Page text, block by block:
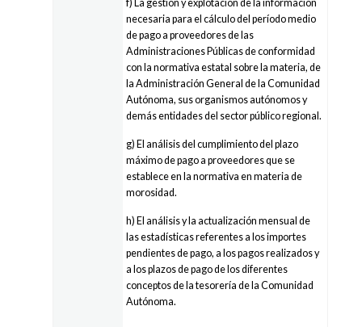
f) La gestión y explotación de la información
necesaria para el cálculo del período medio
de pago a proveedores de las
Administraciones Públicas de conformidad
con la normativa estatal sobre la materia, de
la Administración General de la Comunidad
Autónoma, sus organismos autónomos y
demás entidades del sector público regional.
g) El análisis del cumplimiento del plazo
máximo de pago a proveedores que se
establece en la normativa en materia de
morosidad.
h) El análisis y la actualización mensual de
las estadísticas referentes a los importes
pendientes de pago, a los pagos realizados y
a los plazos de pago de los diferentes
conceptos de la tesorería de la Comunidad
Autónoma.